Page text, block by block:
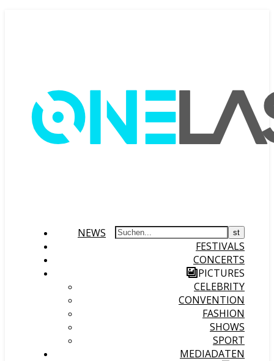
NEWS
FESTIVALS
CONCERTS
PICTURES
CELEBRITY
CONVENTION
FASHION
SHOWS
SPORT
MEDIADATEN